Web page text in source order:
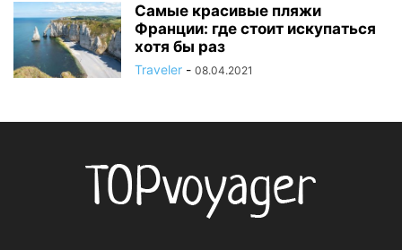
Самые красивые пляжи
Франции: где стоит искупаться
хотя бы раз
Traveler - 08.04.2021